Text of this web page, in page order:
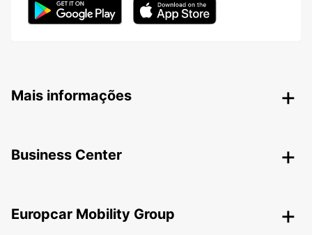
Mais informações
Business Center
Europcar Mobility Group